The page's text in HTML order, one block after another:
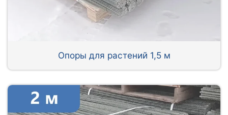
Опоры для растений 1,5 м